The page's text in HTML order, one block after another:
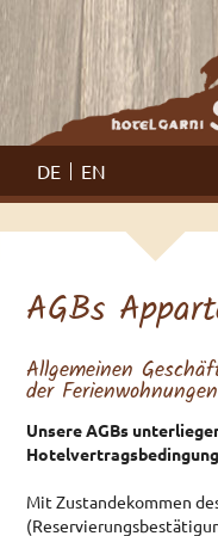
AGBs
Allgemeinen
der Ferienwohnungen
Unsere AGBs
Mit Zustandekommen
DE EN
WILLKOMMEN
HOTEL
Frühstück
Wellness
Impressionen
APPARTEMENTS
Fimba